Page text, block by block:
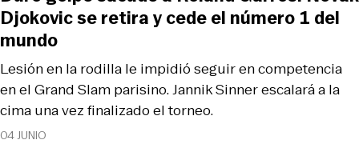
04 JUNIO
Lesión en la rodilla le impidió seguir en competencia
en el Grand Slam parisino. Jannik Sinner escalará a la
cima una vez finalizado el torneo.
Djokovic se retira y cede el número 1 del
mundo